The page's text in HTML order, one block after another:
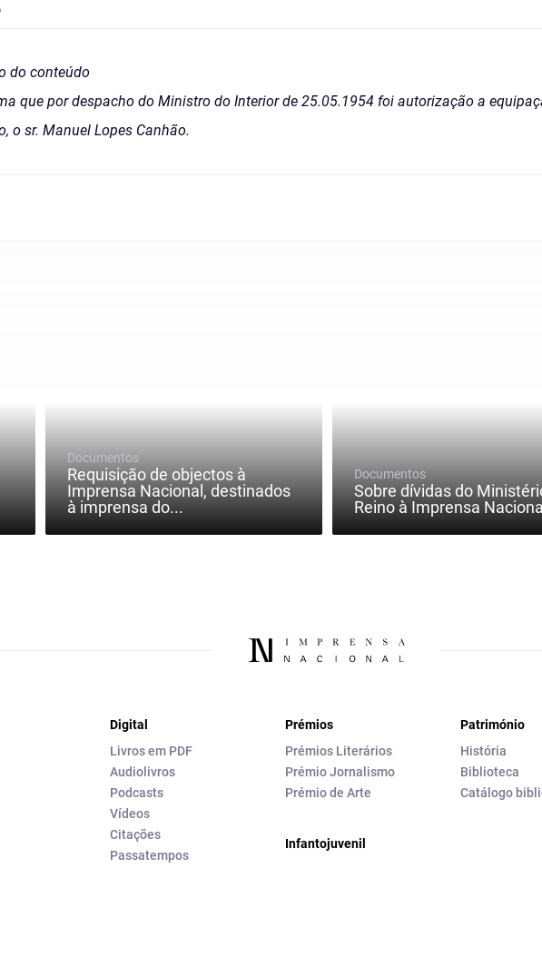
do conteúdo
que por despacho do Ministro do Interior de 25.05.1954 foi autorização a
o sr. Manuel Lopes Canhão.
Documentos
Requisição de objectos à
Imprensa Nacional, destinados
à imprensa do...
Documentos
Sobre dívidas do
Reino à Imprensa
Digital
Livros em PDF
Audiolivros
Podcasts
Vídeos
Citações
Passatempos
Prémios
Prémios Literários
Prémio Jornalismo
Prémio de Arte
Infantojuvenil
Património
História
Biblioteca
Catálogo